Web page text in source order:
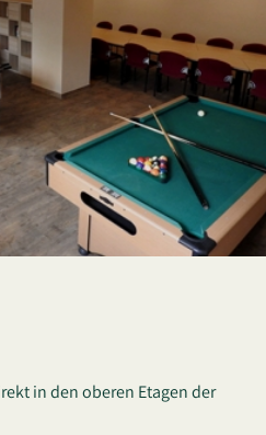
in den oberen Etagen der